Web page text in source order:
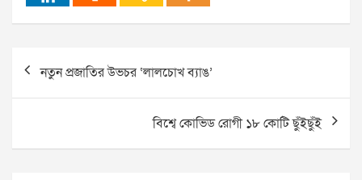
Post
navigation
নতুন প্রজাতির উভচর ‘লালচোখ ব্যাঙ’
বিশ্বে কোভিড রোগী ১৮ কোটি ছুঁইছুঁই